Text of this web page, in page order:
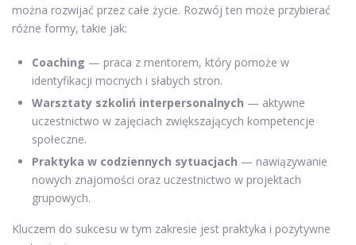
można rozwijać przez całe życie. Rozwój ten może przybierać
różne formy, takie jak:
Coaching — praca z mentorem, który pomoże w
identyfikacji mocnych i słabych stron.
Warsztaty szkoliń interpersonalnych — aktywne
uczestnictwo w zajęciach zwiększających kompetencje
społeczne.
Praktyka w codziennych sytuacjach — nawiązywanie
nowych znajomości oraz uczestnictwo w projektach
grupowych.
Kluczem do sukcesu w tym zakresie jest praktyka i pozytywne